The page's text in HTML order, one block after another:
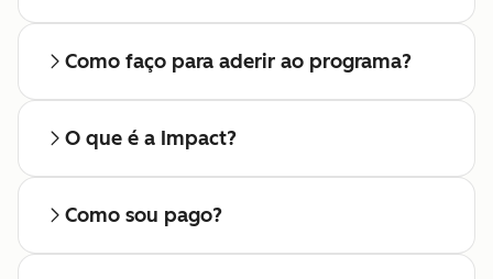
Como faço para aderir ao programa?
O que é a Impact?
Como sou pago?